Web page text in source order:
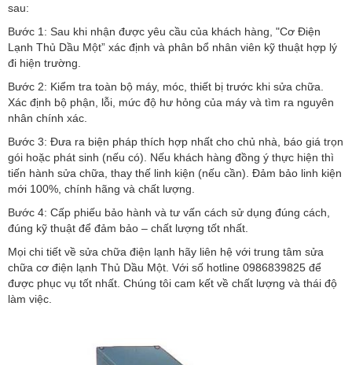
sau:
Bước 1: Sau khi nhận được yêu cầu của khách hàng, "Cơ Điện
Lạnh Thủ Dầu Một” xác định và phân bổ nhân viên kỹ thuật hợp lý
đi hiện trường.
Bước 2: Kiểm tra toàn bộ máy, móc, thiết bị trước khi sửa chữa.
Xác định bộ phận, lỗi, mức độ hư hỏng của máy và tìm ra nguyên
nhân chính xác.
Bước 3: Đưa ra biện pháp thích hợp nhất cho chủ nhà, báo giá trọn
gói hoặc phát sinh (nếu có). Nếu khách hàng đồng ý thực hiện thì
tiến hành sửa chữa, thay thế linh kiện (nếu cần). Đảm bảo linh kiện
mới 100%, chính hãng và chất lượng.
Bước 4: Cấp phiếu bảo hành và tư vấn cách sử dụng đúng cách,
đúng kỹ thuật để đảm bảo – chất lượng tốt nhất.
Mọi chi tiết về sửa chữa điện lạnh hãy liên hệ với trung tâm sửa
chữa cơ điện lạnh Thủ Dầu Một. Với số hotline 0986839825 để
được phục vụ tốt nhất. Chúng tôi cam kết về chất lượng và thái độ
làm việc.